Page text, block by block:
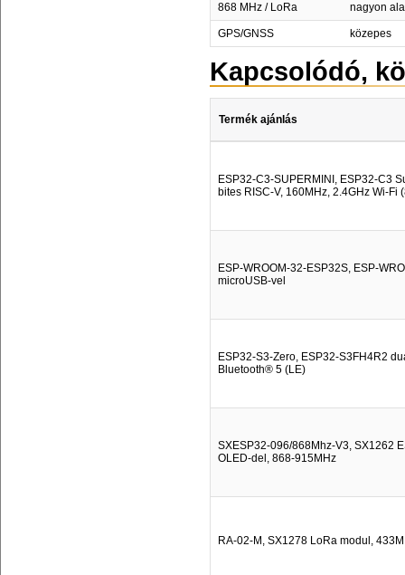
868 MHz / LoRa nagyon
GPS/GNSS közepes
Kapcsolódó,
Termék ajánlás
ESP32-C3-SUPERMINI, ESP32-C3
bites RISC-V, 160MHz, 2.4GHz Wi-Fi
ESP-WROOM-32-ESP32S, ESP-
microUSB-vel
ESP32-S3-Zero, ESP32-S3FH4R2
Bluetooth® 5 (LE)
SXESP32-096/868Mhz-V3, SX1262
OLED-del, 868-915MHz
RA-02-M, SX1278 LoRa modul,